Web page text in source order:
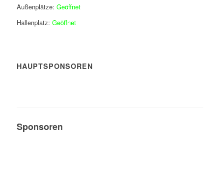
Außenplätze: Geöffnet
Hallenplatz: Geöffnet
HAUPTSPONSOREN
Sponsoren